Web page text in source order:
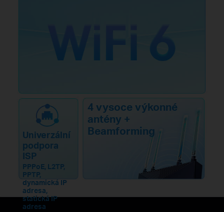
Univerzální
podpora
ISP
PPPoE, L2TP,
PPTP,
dynamická IP
adresa,
statická IP
adresa
4 vysoce výkonné
antény +
Beamforming